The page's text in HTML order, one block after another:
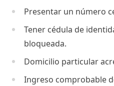
Presentar un número
Tener cédula de
bloqueada.
Domicilio particular
Ingreso comprobable